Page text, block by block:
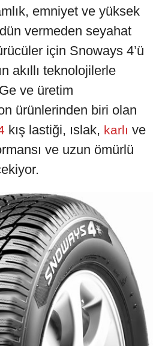
emniyet ve yüksek
vermeden seyahat
için Snoways 4’ü
akıllı teknolojilerle
ve üretim
ürünlerinden biri olan
kış lastiği, ıslak, karlı ve
ve uzun ömürlü